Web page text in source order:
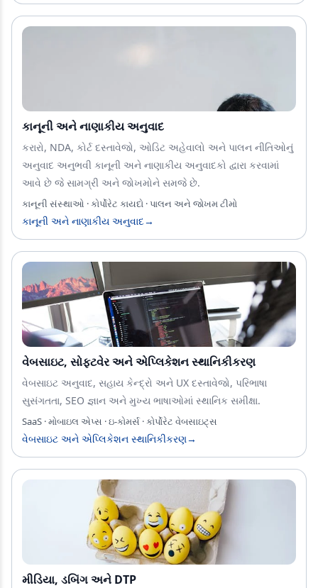
કાનૂની અને નાણાકીય અનુવાદ
કરારો, NDA, કોર્ટ દસ્તાવેજો, ઓડિટ અહેવાલો અને પાલન નીતિઓનું
અનુવાદ અનુભવી કાનૂની અને નાણાકીય અનુવાદકો દ્વારા કરવામાં
આવે છે જે સામગ્રી અને જોખમોને સમજે છે.
કાનૂની સંસ્થાઓ · કોર્પોરેટ કાયદો · પાલન અને જોખમ ટીમો
કાનૂની અને નાણાકીય અનુવાદ→
વેબસાઇટ, સોફ્ટવેર અને એપ્લિકેશન સ્થાનિકીકરણ
વેબસાઇટ અનુવાદ, સહાય કેન્દ્રો અને UX દસ્તાવેજો, પરિભાષા
સુસંગતતા, SEO જ્ઞાન અને મુખ્ય ભાષાઓમાં સ્થાનિક સમીક્ષા.
SaaS · મોબાઇલ એપ્સ · ઇ-કોમર્સ · કોર્પોરેટ વેબસાઇટ્સ
વેબસાઇટ અને એપ્લિકેશન સ્થાનિકીકરણ→
મીડિયા, ડબિંગ અને DTP